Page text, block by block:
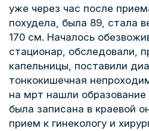
уже через час после
похудела, была 89, стала
170 см. Началось
стационар, обследовали,
капельницы, поставили
тонкокишечная
на мрт нашли образование
была записана в краевой
прием к гинекологу и